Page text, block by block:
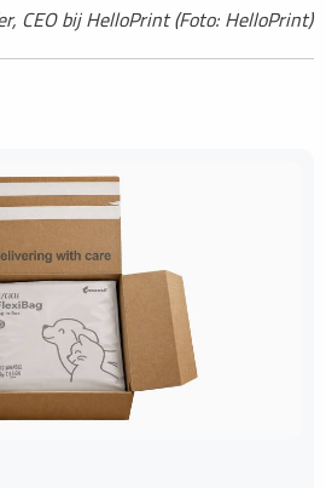
CEO bij HelloPrint (Foto: HelloPrint)